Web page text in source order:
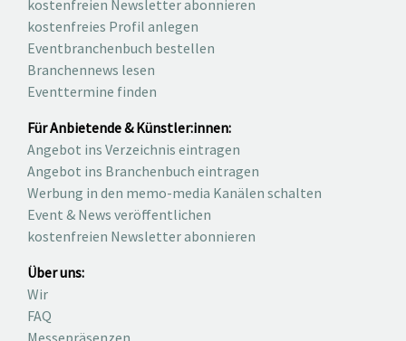
kostenfreien Newsletter abonnieren
kostenfreies Profil anlegen
Eventbranchenbuch bestellen
Branchennews lesen
Eventtermine finden
Für Anbietende & Künstler:innen:
Angebot ins Verzeichnis eintragen
Angebot ins Branchenbuch eintragen
Werbung in den memo-media Kanälen schalten
Event & News veröffentlichen
kostenfreien Newsletter abonnieren
Über uns:
Wir
FAQ